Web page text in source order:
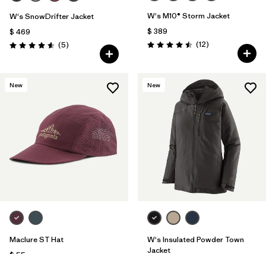
W's SnowDrifter Jacket
$ 469
Valoración: 4.6 / 5
(5Comentarios
)
W's M10® Storm Jacket
$ 389
Valoración: 4.5 / 5
(12Comentarios
)
New
Maclure ST Hat
New
W's Insulated Powder Town
Jacket